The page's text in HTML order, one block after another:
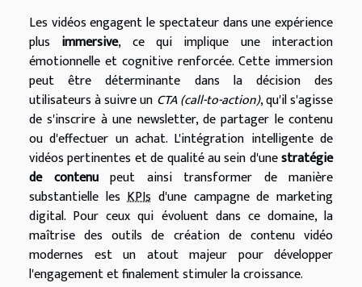
Les vidéos engagent le spectateur dans une expérience
plus immersive, ce qui implique une interaction
émotionnelle et cognitive renforcée. Cette immersion
peut être déterminante dans la décision des
utilisateurs à suivre un CTA (call-to-action), qu'il s'agisse
de s'inscrire à une newsletter, de partager le contenu
ou d'effectuer un achat. L'intégration intelligente de
vidéos pertinentes et de qualité au sein d'unestratégie
de contenupeut ainsi transformer de manière
substantielle lesKPIs d'une campagne de marketing
digital. Pour ceux qui évoluent dans ce domaine, la
maîtrise des outils de création de contenu vidéo
modernes est un atout majeur pour développer
l'engagement et finalement stimuler la croissance.